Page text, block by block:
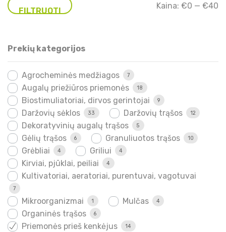
FILTRUOTI
Kaina: €0 — €40
Prekių kategorijos
Agrocheminės medžiagos 7
Augalų priežiūros priemonės 18
Biostimuliatoriai, dirvos gerintojai 9
Daržovių sėklos 33 Daržovių trąšos 12
Dekoratyvinių augalų trąšos 5
Gėlių trąšos 6 Granuliuotos trąšos 10
Grėbliai 4 Griliui 4
Kirviai, pjūklai, peiliai 4
Kultivatoriai, aeratoriai, purentuvai, vagotuvai
7
Mikroorganizmai 1 Mulčas 4
Organinės trąšos 6
Priemonės prieš kenkėjus 14